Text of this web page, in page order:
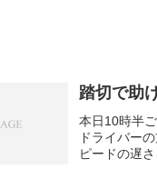
踏切で助
本日10時半
ドライバー
ピードの遅